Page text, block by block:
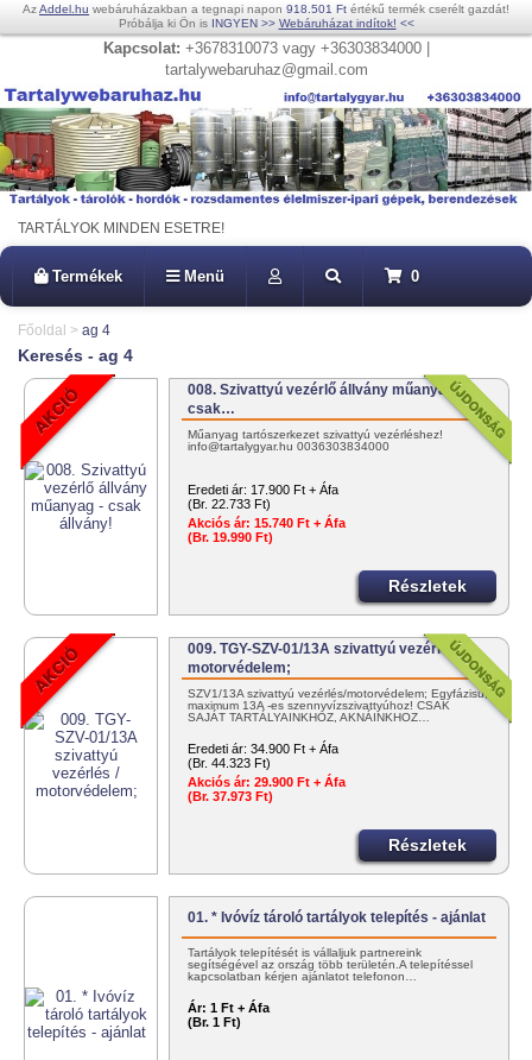
AzAddel.hu webáruházakban a tegnapi napon 918.501 Ft értékű termék cserélt gazdát!
Próbálja ki Ön is INGYEN >> Webáruházat indítok! <<
Kapcsolat: +3678310073 vagy +36303834000 |
tartalywebaruhaz@gmail.com
TARTÁLYOK MINDEN ESETRE!
Termékek Menü 0
Főoldal > ag 4
Keresés - ag 4
008. Szivattyú vezérlő állvány műanyag -
csak…
Műanyag tartószerkezet szivattyú vezérléshez!
info@tartalygyar.hu 0036303834000
Eredeti ár: 17.900 Ft + Áfa
(Br. 22.733 Ft)
Akciós ár: 15.740 Ft + Áfa
(Br. 19.990 Ft)
Részletek
009. TGY-SZV-01/13A szivattyú vezérlés /
motorvédelem;
SZV1/13A szivattyú vezérlés/motorvédelem; Egyfázisú,
maximum 13A -es szennyvízszivattyúhoz! CSAK
SAJÁT TARTÁLYAINKHOZ, AKNÁINKHOZ…
Eredeti ár: 34.900 Ft + Áfa
(Br. 44.323 Ft)
Akciós ár: 29.900 Ft + Áfa
(Br. 37.973 Ft)
Részletek
01. * Ivóvíz tároló tartályok telepítés - ajánlat
Tartályok telepítését is vállaljuk partnereink
segítségével az ország több területén.A telepítéssel
kapcsolatban kérjen ajánlatot telefonon…
Ár: 1 Ft + Áfa
(Br. 1 Ft)